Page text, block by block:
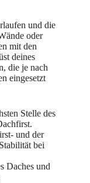
und die
oder
mit den
deines
die je nach
eingesetzt
Stelle des
und der
bei
Daches und